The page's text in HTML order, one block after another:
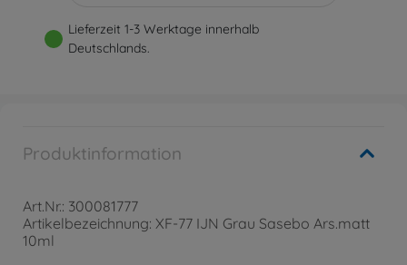
Lieferzeit 1-3 Werktage innerhalb
Deutschlands.
Produktinformation
Art.Nr.: 300081777
Artikelbezeichnung: XF-77 IJN Grau Sasebo Ars.matt
10ml